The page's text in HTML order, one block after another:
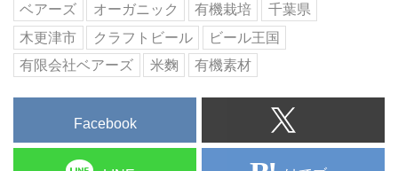
ベアーズ オーガニック 有機栽培
千葉県
木更津市
クラフトビール
ビール王国
有限会社ベアーズ
米麴 有機素材
Facebook